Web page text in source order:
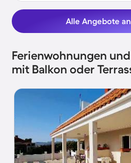
Alle Angebote
Ferienwohnungen
mit Balkon oder